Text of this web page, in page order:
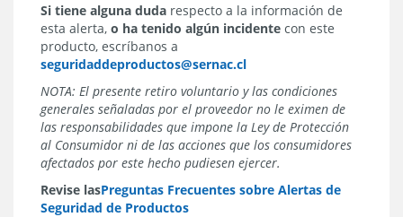
Si tiene alguna duda respecto a la información de
esta alerta, o ha tenido algún incidente con este
producto, escríbanos a
seguridaddeproductos@sernac.cl
NOTA: El presente retiro voluntario y las condiciones
generales señaladas por el proveedor no le eximen de
las responsabilidades que impone la Ley de Protección
al Consumidor ni de las acciones que los consumidores
afectados por este hecho pudiesen ejercer.
Revise lasPreguntas Frecuentes sobre Alertas de
Seguridad de Productos